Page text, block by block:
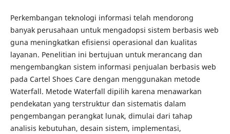
Perkembangan teknologi informasi telah mendorong
banyak perusahaan untuk mengadopsi sistem berbasis web
guna meningkatkan efisiensi operasional dan kualitas
layanan. Penelitian ini bertujuan untuk merancang dan
mengembangkan sistem informasi penjualan berbasis web
pada Cartel Shoes Care dengan menggunakan metode
Waterfall. Metode Waterfall dipilih karena menawarkan
pendekatan yang terstruktur dan sistematis dalam
pengembangan perangkat lunak, dimulai dari tahap
analisis kebutuhan, desain sistem, implementasi,